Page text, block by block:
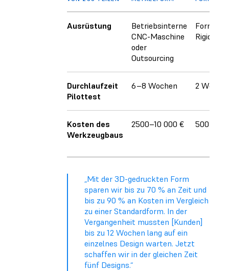
Ausrüstung
Betriebsinterne
CNC-Maschine
oder
Outsourcing
Form 3L
Rigid
Durchlaufzeit
Pilottest
6–8 Wochen 2
Kosten des
Werkzeugbaus
2500–10 000 €
„Mit der 3D-gedruckten Form
sparen wir bis zu 70 % an Zeit und
bis zu 90 % an Kosten im Vergleich
zu einer Standardform. In der
Vergangenheit mussten [Kunden]
bis zu 12 Wochen lang auf ein
einzelnes Design warten. Jetzt
schaffen wir in der gleichen Zeit
fünf Designs.“